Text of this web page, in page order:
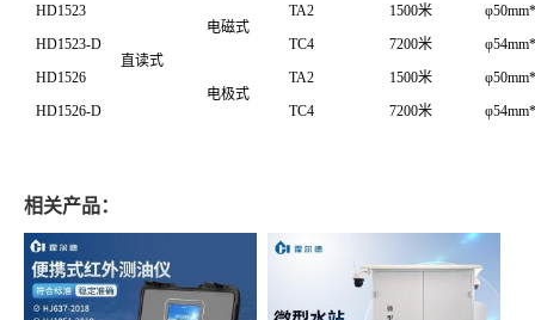
HD1523
直读式
电磁式
TA2 1500米
HD1523-D
TC4 7200米
HD1526
电极式
TA2 1500米
HD1526-D
TC4 7200米
相关产品：